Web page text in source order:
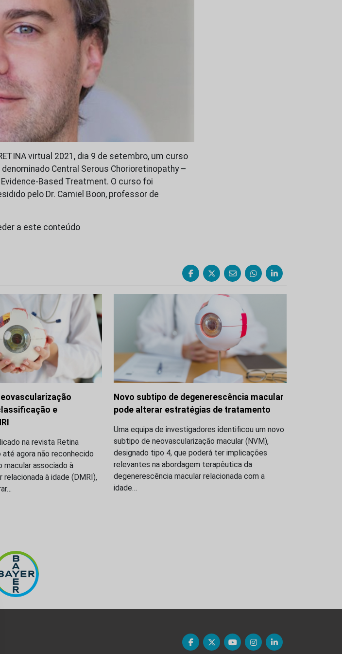
virtual 2021, dia 9 de setembro, um curso
Central Serous Chorioretinopathy –
Based Treatment. O curso foi
pelo Dr. Camiel Boon, professor de
a este conteúdo
e
na revista Retina
agora não reconhecido
macular associado à
relacionada à idade (DMRI),
Novo subtipo de degenerescência macular
pode alterar estratégias de tratamento
Uma equipa de investigadores identificou um novo
subtipo de neovascularização macular (NVM),
designado tipo 4, que poderá ter implicações
relevantes na abordagem terapêutica da
degenerescência macular relacionada com a
idade…